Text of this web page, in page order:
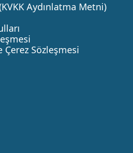
Aydınlatma Metni)
Sözleşmesi